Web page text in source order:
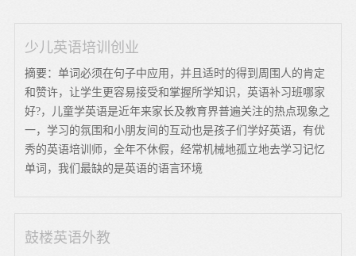
少儿英语培训创业
摘要：单词必须在句子中应用，并且适时的得到周围人的肯定
和赞许，让学生更容易接受和掌握所学知识，英语补习班哪家
好?，儿童学英语是近年来家长及教育界普遍关注的热点现象之
一，学习的氛围和小朋友间的互动也是孩子们学好英语，有优
秀的英语培训师，全年不休假，经常机械地孤立地去学习记忆
单词，我们最缺的是英语的语言环境
鼓楼英语外教